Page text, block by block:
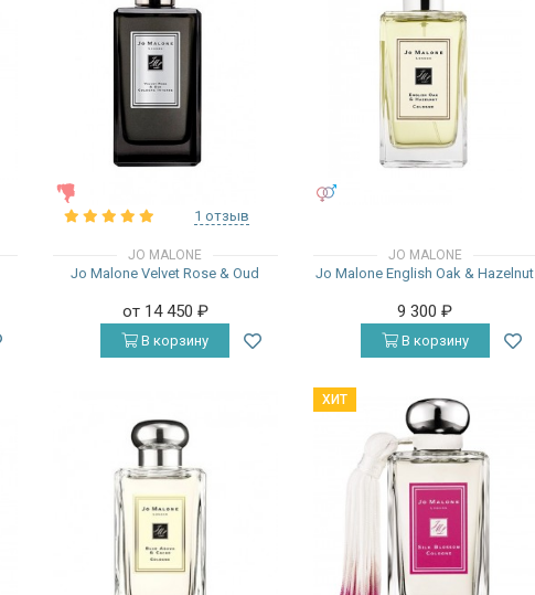
1 отзыв
JO MALONE
Jo Malone Velvet Rose & Oud
от 14 450 ₽
В корзину
JO MALONE
Jo Malone English Oak & Hazelnut
9 300₽
В корзину
ХИТ